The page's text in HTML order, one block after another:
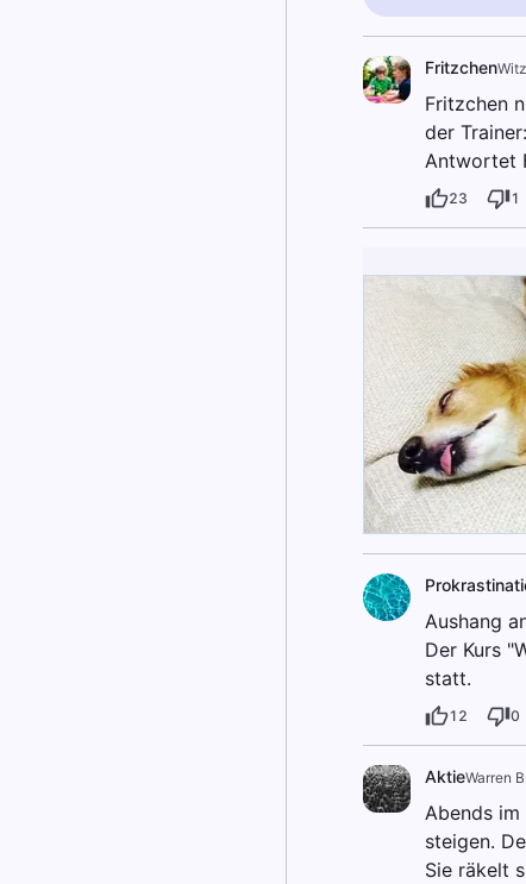
Fritzchen
Fritzchen
der
Antwortet
23 1
Aushang
Der Kurs
statt.
12 0
AktieWarren B.
Abends
steigen.
Sie räkelt